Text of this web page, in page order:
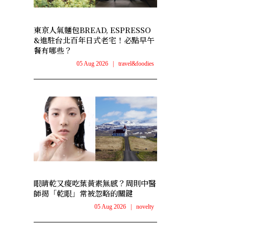
東京人氣麵包BREAD, ESPRESSO
&進駐台北百年日式老宅！必點早午
餐有哪些？
05 Aug 2026 travel&foodies
眼睛乾又痠吃葉黃素無感？周則中醫
師揭「乾眼」常被忽略的關鍵
05 Aug 2026 novelty